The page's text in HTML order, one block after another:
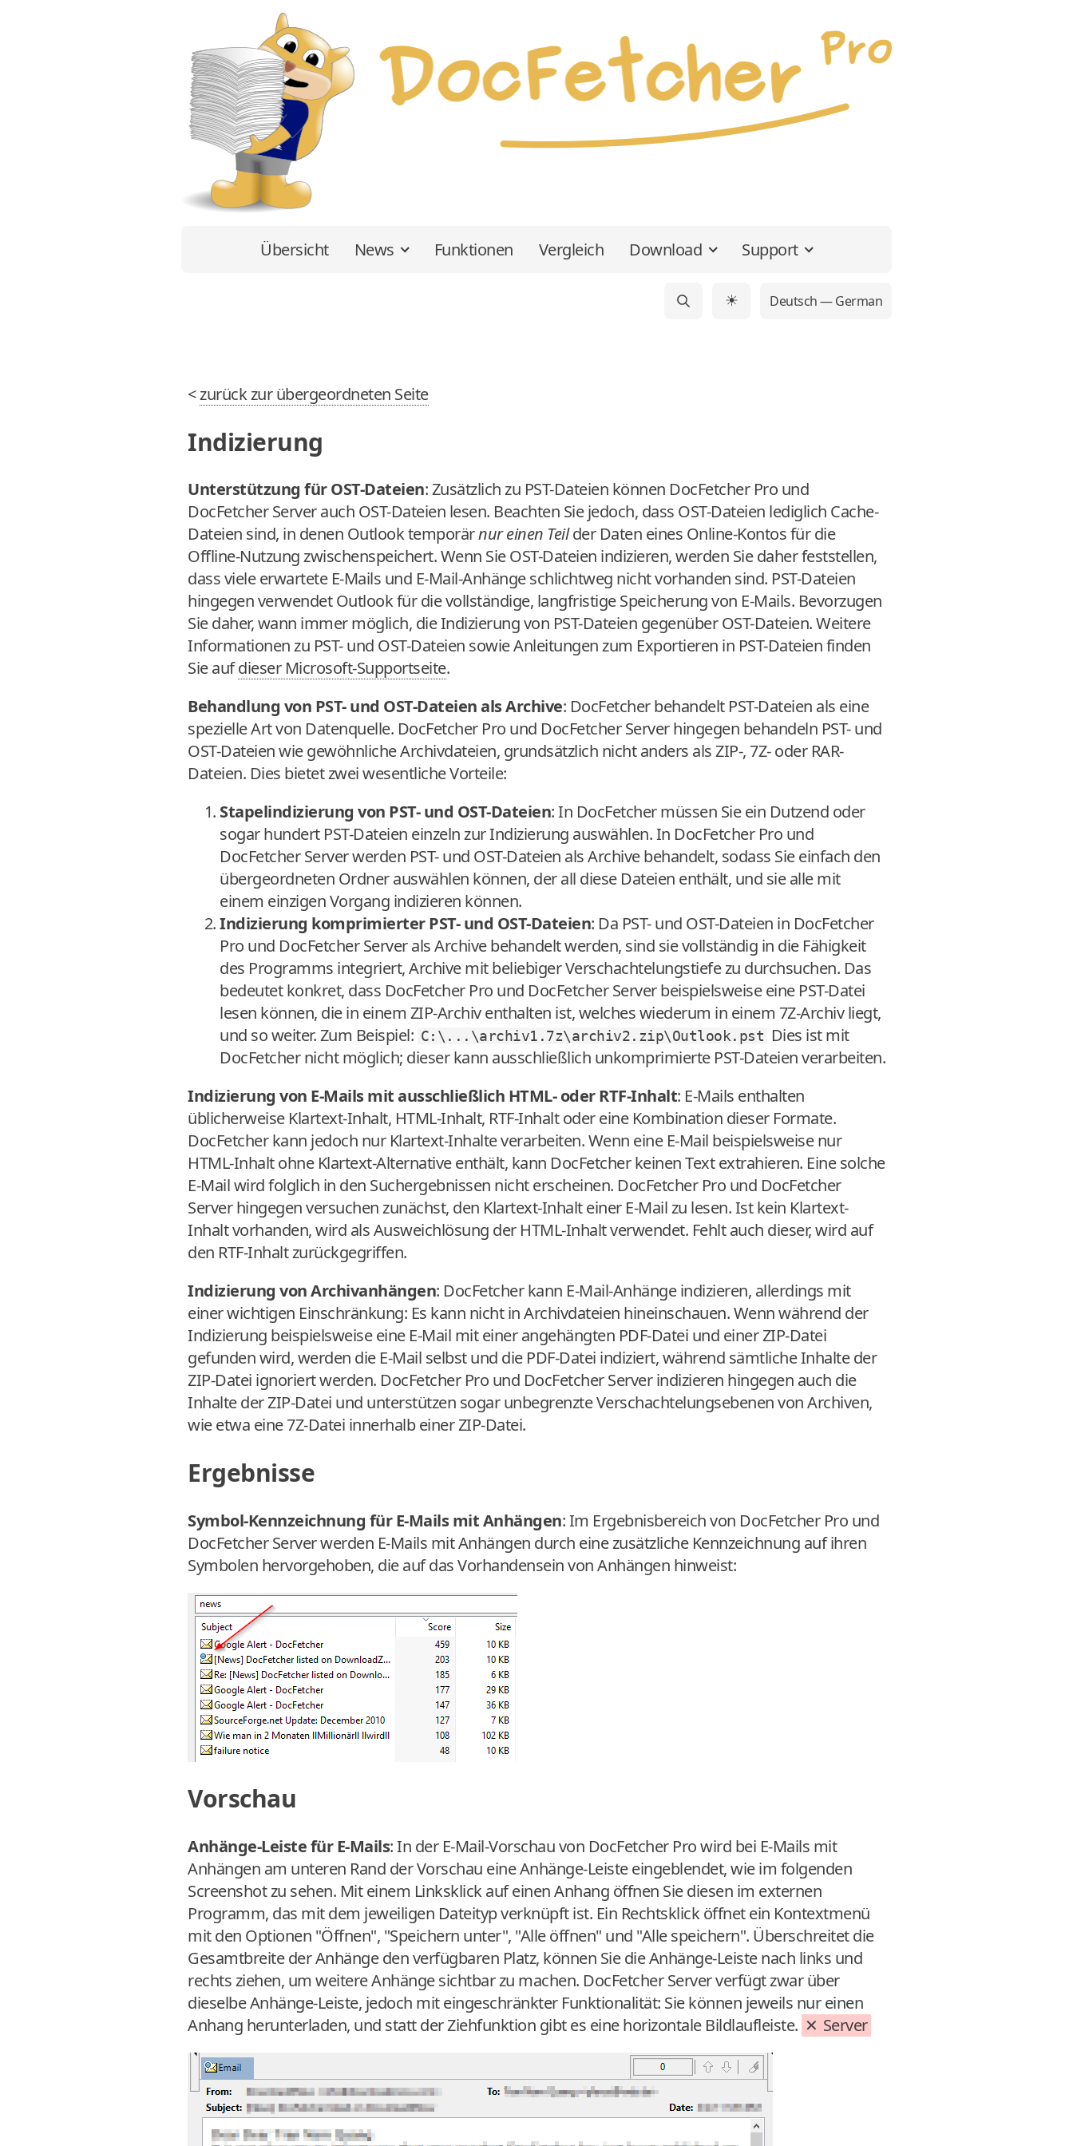
Übersicht News Funktionen Vergleich Download Support
☀ Deutsch — German
<zurück zur übergeordneten Seite
Indizierung
Unterstützung für OST-Dateien: Zusätzlich zu PST-Dateien können DocFetcher Pro und
DocFetcher Server auch OST-Dateien lesen. Beachten Sie jedoch, dass OST-Dateien lediglich Cache-
Dateien sind, in denen Outlook temporärnur einen Teilder Daten eines Online-Kontos für die
Offline-Nutzung zwischenspeichert. Wenn Sie OST-Dateien indizieren, werden Sie daher feststellen,
dass viele erwartete E-Mails und E-Mail-Anhänge schlichtweg nicht vorhanden sind. PST-Dateien
hingegen verwendet Outlook für die vollständige, langfristige Speicherung von E-Mails. Bevorzugen
Sie daher, wann immer möglich, die Indizierung von PST-Dateien gegenüber OST-Dateien. Weitere
Informationen zu PST- und OST-Dateien sowie Anleitungen zum Exportieren in PST-Dateien finden
Sie aufdieser Microsoft-Supportseite.
Behandlung von PST- und OST-Dateien als Archive: DocFetcher behandelt PST-Dateien als eine
spezielle Art von Datenquelle. DocFetcher Pro und DocFetcher Server hingegen behandeln PST- und
OST-Dateien wie gewöhnliche Archivdateien, grundsätzlich nicht anders als ZIP-, 7Z- oder RAR-
Dateien. Dies bietet zwei wesentliche Vorteile:
Stapelindizierung von PST- und OST-Dateien: In DocFetcher müssen Sie ein Dutzend oder
sogar hundert PST-Dateien einzeln zur Indizierung auswählen. In DocFetcher Pro und
DocFetcher Server werden PST- und OST-Dateien als Archive behandelt, sodass Sie einfach den
übergeordneten Ordner auswählen können, der all diese Dateien enthält, und sie alle mit
einem einzigen Vorgang indizieren können.
Indizierung komprimierter PST- und OST-Dateien: Da PST- und OST-Dateien in DocFetcher
Pro und DocFetcher Server als Archive behandelt werden, sind sie vollständig in die Fähigkeit
des Programms integriert, Archive mit beliebiger Verschachtelungstiefe zu durchsuchen. Das
bedeutet konkret, dass DocFetcher Pro und DocFetcher Server beispielsweise eine PST-Datei
lesen können, die in einem ZIP-Archiv enthalten ist, welches wiederum in einem 7Z-Archiv liegt,
und so weiter. Zum Beispiel: C:\...\archiv1.7z\archiv2.zip\Outlook.pst Dies ist mit
DocFetcher nicht möglich; dieser kann ausschließlich unkomprimierte PST-Dateien verarbeiten.
Indizierung von E-Mails mit ausschließlich HTML- oder RTF-Inhalt: E-Mails enthalten
üblicherweise Klartext-Inhalt, HTML-Inhalt, RTF-Inhalt oder eine Kombination dieser Formate.
DocFetcher kann jedoch nur Klartext-Inhalte verarbeiten. Wenn eine E-Mail beispielsweise nur
HTML-Inhalt ohne Klartext-Alternative enthält, kann DocFetcher keinen Text extrahieren. Eine solche
E-Mail wird folglich in den Suchergebnissen nicht erscheinen. DocFetcher Pro und DocFetcher
Server hingegen versuchen zunächst, den Klartext-Inhalt einer E-Mail zu lesen. Ist kein Klartext-
Inhalt vorhanden, wird als Ausweichlösung der HTML-Inhalt verwendet. Fehlt auch dieser, wird auf
den RTF-Inhalt zurückgegriffen.
Indizierung von Archivanhängen: DocFetcher kann E-Mail-Anhänge indizieren, allerdings mit
einer wichtigen Einschränkung: Es kann nicht in Archivdateien hineinschauen. Wenn während der
Indizierung beispielsweise eine E-Mail mit einer angehängten PDF-Datei und einer ZIP-Datei
gefunden wird, werden die E-Mail selbst und die PDF-Datei indiziert, während sämtliche Inhalte der
ZIP-Datei ignoriert werden. DocFetcher Pro und DocFetcher Server indizieren hingegen auch die
Inhalte der ZIP-Datei und unterstützen sogar unbegrenzte Verschachtelungsebenen von Archiven,
wie etwa eine 7Z-Datei innerhalb einer ZIP-Datei.
Ergebnisse
Symbol-Kennzeichnung für E-Mails mit Anhängen: Im Ergebnisbereich von DocFetcher Pro und
DocFetcher Server werden E-Mails mit Anhängen durch eine zusätzliche Kennzeichnung auf ihren
Symbolen hervorgehoben, die auf das Vorhandensein von Anhängen hinweist:
Vorschau
Anhänge-Leiste für E-Mails: In der E-Mail-Vorschau von DocFetcher Pro wird bei E-Mails mit
Anhängen am unteren Rand der Vorschau eine Anhänge-Leiste eingeblendet, wie im folgenden
Screenshot zu sehen. Mit einem Linksklick auf einen Anhang öffnen Sie diesen im externen
Programm, das mit dem jeweiligen Dateityp verknüpft ist. Ein Rechtsklick öffnet ein Kontextmenü
mit den Optionen "Öffnen", "Speichern unter", "Alle öffnen" und "Alle speichern". Überschreitet die
Gesamtbreite der Anhänge den verfügbaren Platz, können Sie die Anhänge-Leiste nach links und
rechts ziehen, um weitere Anhänge sichtbar zu machen. DocFetcher Server verfügt zwar über
dieselbe Anhänge-Leiste, jedoch mit eingeschränkter Funktionalität: Sie können jeweils nur einen
Anhang herunterladen, und statt der Ziehfunktion gibt es eine horizontale Bildlaufleiste.
Server